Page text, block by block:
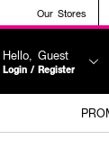
Our Stores
Hello, Guest
Login / Register